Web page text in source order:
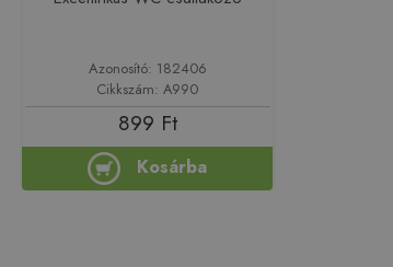
Azonosító: 182406
Cikkszám: A990
899 Ft
Kosárba